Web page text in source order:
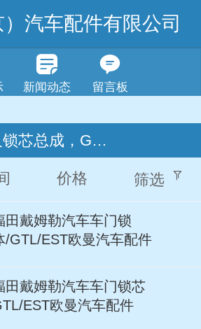
汽车配件有限公司
新闻动态 留言板
门锁（全车锁及锁芯总成，GTL双油箱遥控钥匙）
价格 筛选
田戴姆勒汽车车门锁
/GTL/EST欧曼汽车配件
田戴姆勒汽车车门锁芯
EST欧曼汽车配件